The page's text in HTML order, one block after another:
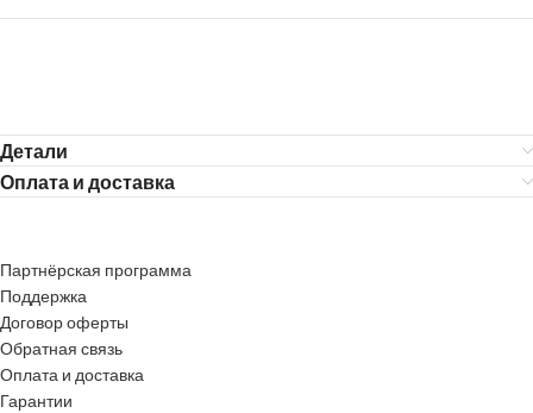
Детали
Оплата и доставка
Партнёрская программа
Поддержка
Договор оферты
Обратная связь
Оплата и доставка
Гарантии